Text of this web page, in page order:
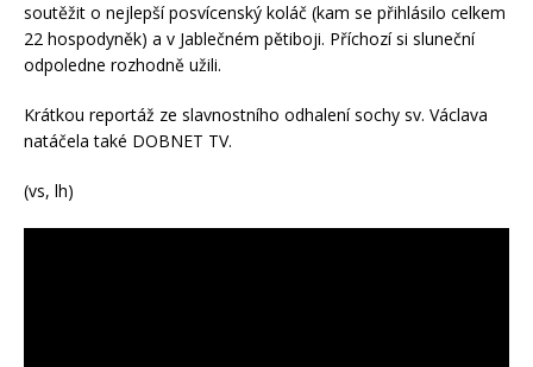
soutěžit o nejlepší posvícenský koláč (kam se přihlásilo celkem
22 hospodyněk) a v Jablečném pětiboji. Příchozí si sluneční
odpoledne rozhodně užili.
Krátkou reportáž ze slavnostního odhalení sochy sv. Václava
natáčela také DOBNET TV.
(vs, lh)